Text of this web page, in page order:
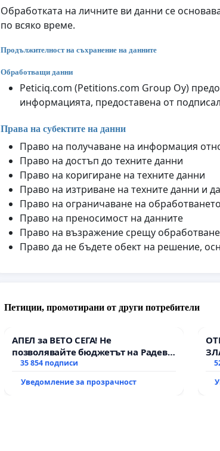
Обработката на личните ви данни се
по всяко време.
Продължителност на съхранение на данните
Обработващи данни
Peticiq.com (Petitions.com Group Oy)
информацията, предоставена от
Права на субектите на данни
Право на получаване на информация
Право на достъп до техните данни
Право на коригиране на техните данни
Право на изтриване на техните данни и
Право на ограничаване на
Право на преносимост на данните
Право на възражение срещу
Право да не бъдете обект на решение,
Петиции, промотирани от други потребители
АПЕЛ за ВЕТО СЕГА! Не
позволявайте бюджетът на Радев
да открадне парите и правата ни в
35 854 подписи
Уведомление за прозрачност